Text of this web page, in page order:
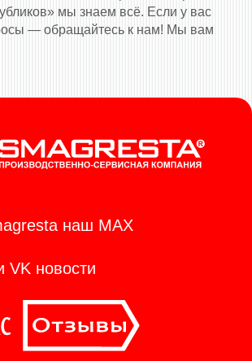
мы знаем всё. Если у вас
— обращайтесь к нам! Мы вам
наш MAX
VK новости